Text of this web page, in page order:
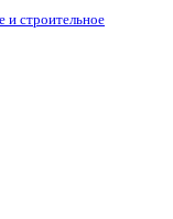
строительное